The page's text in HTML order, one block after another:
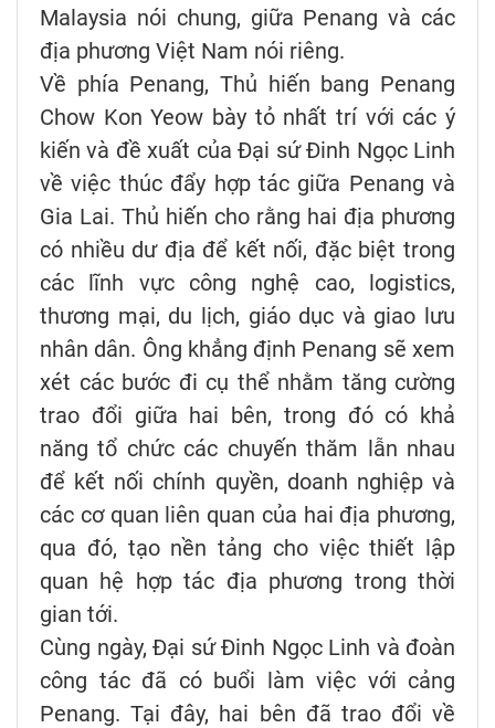
Malaysia nói chung, giữa Penang và các
địa phương Việt Nam nói riêng.
Về phía Penang, Thủ hiến bang Penang
Chow Kon Yeow bày tỏ nhất trí với các ý
kiến và đề xuất của Đại sứ Đinh Ngọc Linh
về việc thúc đẩy hợp tác giữa Penang và
Gia Lai. Thủ hiến cho rằng hai địa phương
có nhiều dư địa để kết nối, đặc biệt trong
các lĩnh vực công nghệ cao, logistics,
thương mại, du lịch, giáo dục và giao lưu
nhân dân. Ông khẳng định Penang sẽ xem
xét các bước đi cụ thể nhằm tăng cường
trao đổi giữa hai bên, trong đó có khả
năng tổ chức các chuyến thăm lẫn nhau
để kết nối chính quyền, doanh nghiệp và
các cơ quan liên quan của hai địa phương,
qua đó, tạo nền tảng cho việc thiết lập
quan hệ hợp tác địa phương trong thời
gian tới.
Cùng ngày, Đại sứ Đinh Ngọc Linh và đoàn
công tác đã có buổi làm việc với cảng
Penang. Tại đây, hai bên đã trao đổi về